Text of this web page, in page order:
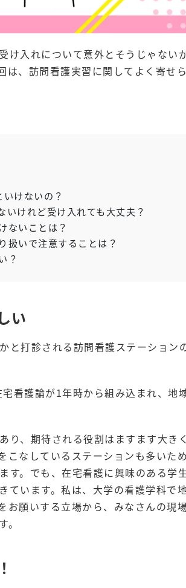
け入れについて意外とそうじゃない
は、訪問看護実習に関してよく寄せ
けないの？
いけれど受け入れても大丈夫？
ないことは？
いで注意することは？
？
い
と打診される訪問看護ステーション
看護論が1年時から組み込まれ、地
り、期待される役割はますます大き
なしているステーションも多いため
す。でも、在宅看護に興味のある学
ています。私は、大学の看護学科で
お願いする立場から、みなさんの現